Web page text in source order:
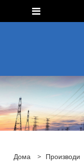
Дома > Производи